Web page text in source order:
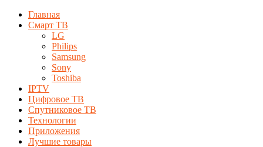
Главная
Смарт ТВ
LG
Philips
Samsung
Sony
Toshiba
IPTV
Цифровое ТВ
Спутниковое ТВ
Технологии
Приложения
Лучшие товары